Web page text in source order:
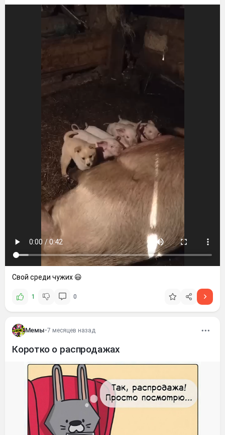
Свой среди чужих 😃
1 0
Мемы•7 месяцев назад
Коротко о распродажах